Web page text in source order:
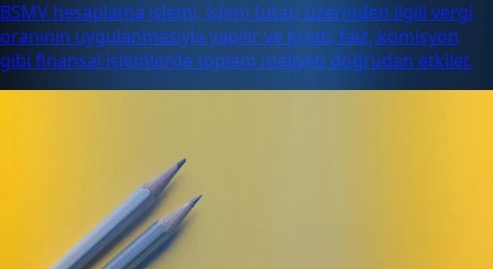
BSMV hesaplama işlemi, işlem tutarı üzerinden ilgili vergi
oranının uygulanmasıyla yapılır ve kredi, faiz, komisyon
gibi finansal işlemlerde toplam maliyeti doğrudan etkiler.